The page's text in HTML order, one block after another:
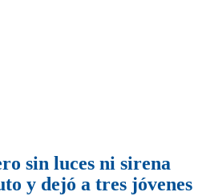
sin luces ni sirena
y dejó a tres jóvenes